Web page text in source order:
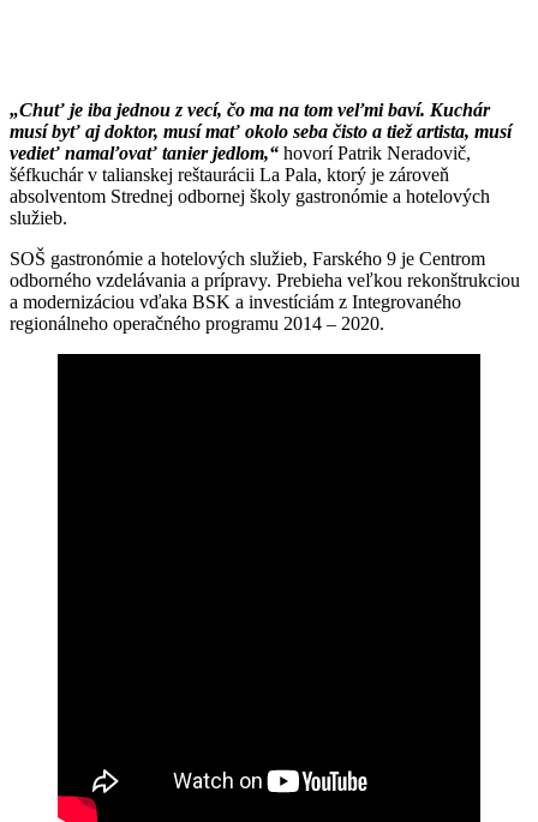
„Chuť je iba jednou z vecí, čo ma na tom veľmi baví. Kuchár
musí byť aj doktor, musí mať okolo seba čisto a tiež artista, musí
vedieť namaľovať tanier jedlom,“ hovorí Patrik Neradovič,
šéfkuchár v talianskej reštaurácii La Pala, ktorý je zároveň
absolventom Strednej odbornej školy gastronómie a hotelových
služieb.
SOŠ gastronómie a hotelových služieb, Farského 9 je Centrom
odborného vzdelávania a prípravy. Prebieha veľkou rekonštrukciou
a modernizáciou vďaka BSK a investíciám z Integrovaného
regionálneho operačného programu 2014 – 2020.